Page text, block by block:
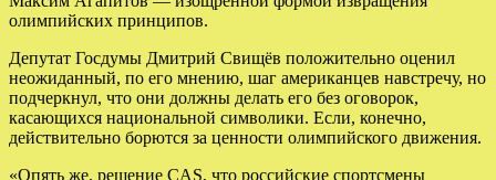
олимпийских принципов.
Депутат Госдумы Дмитрий Свищёв положительно оценил
неожиданный, по его мнению, шаг американцев навстречу, но
подчеркнул, что они должны делать его без оговорок,
касающихся национальной символики. Если, конечно,
действительно борются за ценности олимпийского движения.
«Опять же, решение CAS, что российские спортсмены